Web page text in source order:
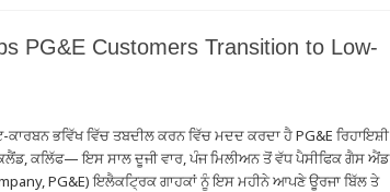
PG&E Customers Transition to Low-
ਭਵਿੱਖ ਵਿੱਚ ਤਬਦੀਲ ਕਰਨ ਵਿੱਚ ਮਦਦ ਕਰਦਾ ਹੈ PG&E ਰਿਹਾਇਸ਼ੀ
ਕਲਿੱਫ— ਇਸ ਸਾਲ ਦੂਜੀ ਵਾਰ, ਪੰਜ ਮਿਲੀਅਨ ਤੋਂ ਵੱਧ ਪੈਸੀਫਿਕ ਗੈਸ ਐਂਡ
PG&E) ਇਲੈਕਟ੍ਰਿਕ ਗਾਹਕਾਂ ਨੂੰ ਇਸ ਮਹੀਨੇ ਆਪਣੇ ਊਰਜਾ ਬਿੱਲ ਤੇ